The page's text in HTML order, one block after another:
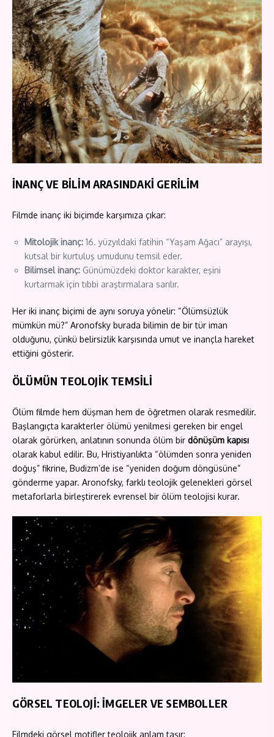
İNANÇ VE BİLİM ARASINDAKİ GERİLİM
Filmde inanç iki biçimde karşımıza çıkar:
Mitolojik inanç: 16. yüzyıldaki fatihin “Yaşam Ağacı” arayışı,
kutsal bir kurtuluş umudunu temsil eder.
Bilimsel inanç: Günümüzdeki doktor karakter, eşini
kurtarmak için tıbbi araştırmalara sarılır.
Her iki inanç biçimi de aynı soruya yönelir: “Ölümsüzlük
mümkün mü?” Aronofsky burada bilimin de bir tür iman
olduğunu, çünkü belirsizlik karşısında umut ve inançla hareket
ettiğini gösterir.
ÖLÜMÜN TEOLOJİK TEMSİLİ
Ölüm filmde hem düşman hem de öğretmen olarak resmedilir.
Başlangıçta karakterler ölümü yenilmesi gereken bir engel
olarak görürken, anlatının sonunda ölüm bir dönüşüm kapısı
olarak kabul edilir. Bu, Hristiyanlıkta “ölümden sonra yeniden
doğuş” fikrine, Budizm’de ise “yeniden doğum döngüsüne”
gönderme yapar. Aronofsky, farklı teolojik gelenekleri görsel
metaforlarla birleştirerek evrensel bir ölüm teolojisi kurar.
GÖRSEL TEOLOJİ: İMGELER VE SEMBOLLER
Filmdeki görsel motifler teolojik anlam taşır: